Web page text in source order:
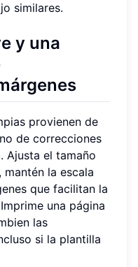
similares.
y una
provienen de
de correcciones
Ajusta el tamaño
la escala
que facilitan la
una página
las
si la plantilla